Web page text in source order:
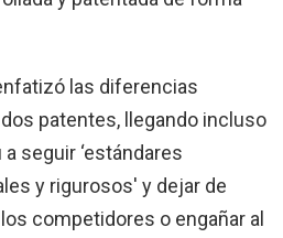
las diferencias
patentes, llegando incluso
seguir ‘estándares
y rigurosos' y dejar de
competidores o engañar al